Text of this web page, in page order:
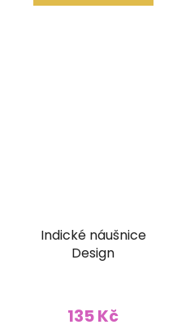
Indické náušnice
Design
135 Kč